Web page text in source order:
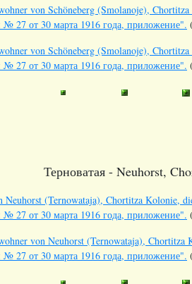
von Schöneberg (Smolanoje),
№ 27 от 30 марта 1916 года, приложение".
von Schöneberg (Smolanoje),
№ 27 от 30 марта 1916 года, приложение".
Терноватая - Neuhorst,
(Ternowataja), Chortitza Kolonie,
№ 27 от 30 марта 1916 года, приложение".
von Neuhorst (Ternowataja), Chortitza
№ 27 от 30 марта 1916 года, приложение".